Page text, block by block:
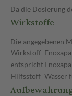
Da die Dosierung
Wirkstoffe
Die angegebenen
Wirkstoff
entspricht
Hilfsstoff Wasser